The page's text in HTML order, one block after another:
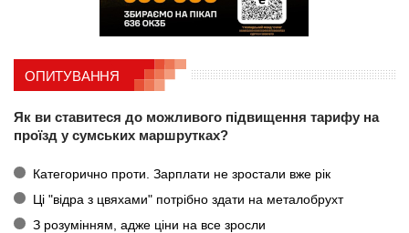
ОПИТУВАННЯ
Як ви ставитеся до можливого підвищення тарифу на
проїзд у сумських маршрутках?
Категорично проти. Зарплати не зростали вже рік
Ці "відра з цвяхами" потрібно здати на металобрухт
З розумінням, адже ціни на все зросли